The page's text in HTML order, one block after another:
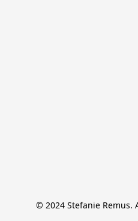
© 2024 Stefanie Remus.